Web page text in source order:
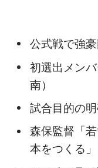
公式戦で強
初選出メン
南）
試合目的の
森保監督「
本をつくる」